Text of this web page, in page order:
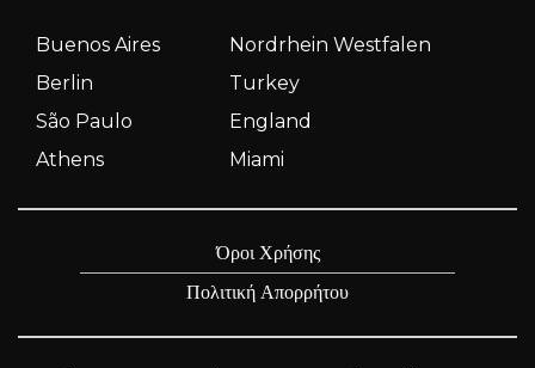
Buenos Aires
Nordrhein Westfalen
Berlin
Turkey
São Paulo
England
Athens
Miami
Όροι Χρήσης
Πολιτική Απορρήτου